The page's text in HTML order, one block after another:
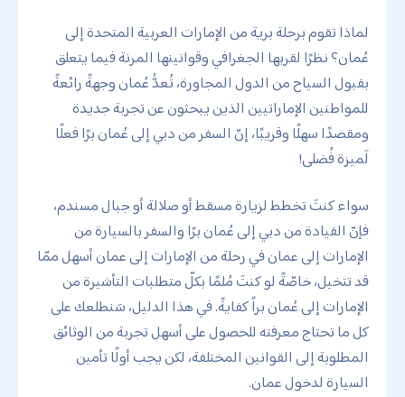
لماذا تقوم برحلة برية من الإمارات العربية المتحدة إلى
عُمان؟ نظرًا لقربها الجغرافي وقوانينها المرنة فيما يتعلق
بقبول السياح من الدول المجاورة، تُعدُّ عُمان وجهةً رائعةً
للمواطنين الإماراتيين الذين يبحثون عن تجربة جديدة
ومقصدًا سهلًا وقريبًا، إنّ السفر من دبي إلى عُمان برًا فعلًا
لَميزة فُضلى!
سواء كنتَ تخطط لزيارة مسقط أو صلالة أو جبال مسندم،
فإنّ القيادة من دبي إلى عُمان برًا والسفر بالسيارة من
الإمارات إلى عمان في رحلة من الإمارات إلى عمان أسهل ممّا
قد تتخيل، خاصّةً لو كنتَ مُلمًا بكلّ متطلبات التأشيرة من
الإمارات إلى عُمان براً كفايةً. في هذا الدليل، سَنطلعك على
كل ما تحتاج معرفته للحصول على أسهل تجربة من الوثائق
المطلوبة إلى القوانين المختلفة، لكن يجب أولًا تأمين
السيارة لدخول عمان.